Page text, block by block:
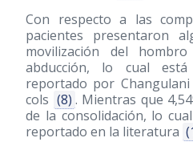
Con respecto a las
pacientes presentaron
movilización del
abducción, lo cual
reportado por Changulani
cols (8) . Mientras que
de la consolidación, lo
reportado en la literatura